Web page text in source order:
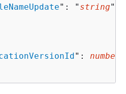
": " string"
": number